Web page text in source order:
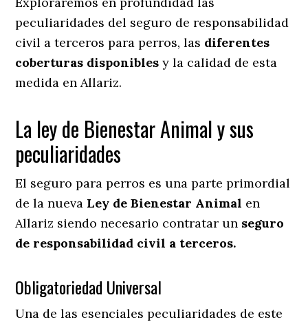
peculiaridades del seguro de responsabilidad
civil a terceros para perros, las diferentes
coberturas disponibles y la calidad de esta
medida en Allariz.
La ley de Bienestar Animal y sus
peculiaridades
El seguro para perros es una parte primordial
de la nueva Ley de Bienestar Animal en
Allariz siendo necesario contratar un seguro
de responsabilidad civil a terceros.
Obligatoriedad Universal
Una de las esenciales peculiaridades de este